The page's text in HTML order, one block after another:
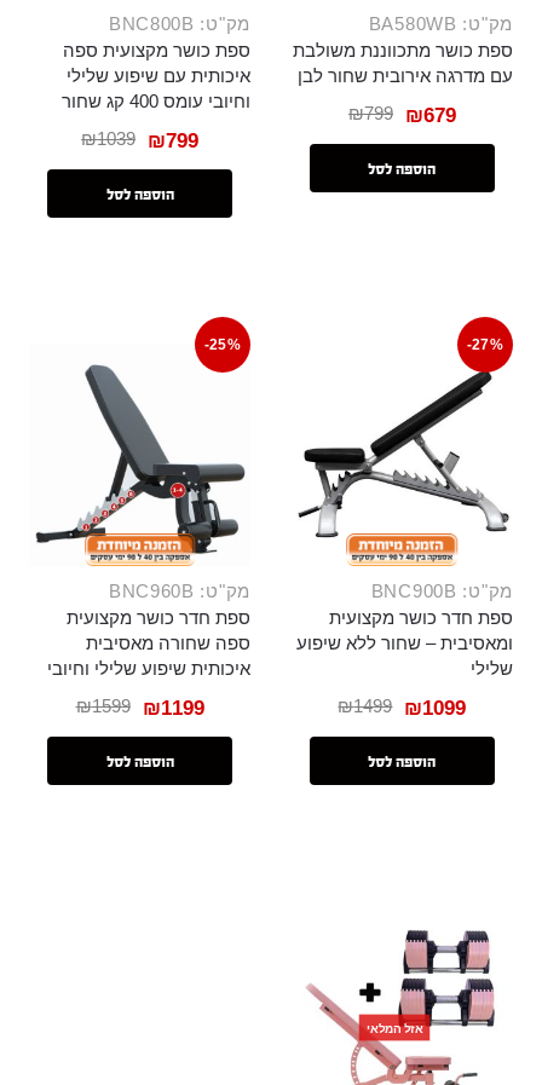
מק"ט: BA580WB
ספת כושר מתכווננת משולבת
עם מדרגה אירובית שחור לבן
₪799 ₪679
הוספה לסל
מק"ט: BNC800B
ספת כושר מקצועית ספה
איכותית עם שיפוע שלילי
וחיובי עומס 400 קג שחור
₪1039 ₪799
הוספה לסל
-27%
מק"ט: BNC900B
ספת חדר כושר מקצועית
ומאסיבית – שחור ללא שיפוע
שלילי
₪1499 ₪1099
הוספה לסל
-25%
מק"ט: BNC960B
ספת חדר כושר מקצועית
ספה שחורה מאסיבית
איכותית שיפוע שלילי וחיובי
₪1599 ₪1199
הוספה לסל
אזל המלאי